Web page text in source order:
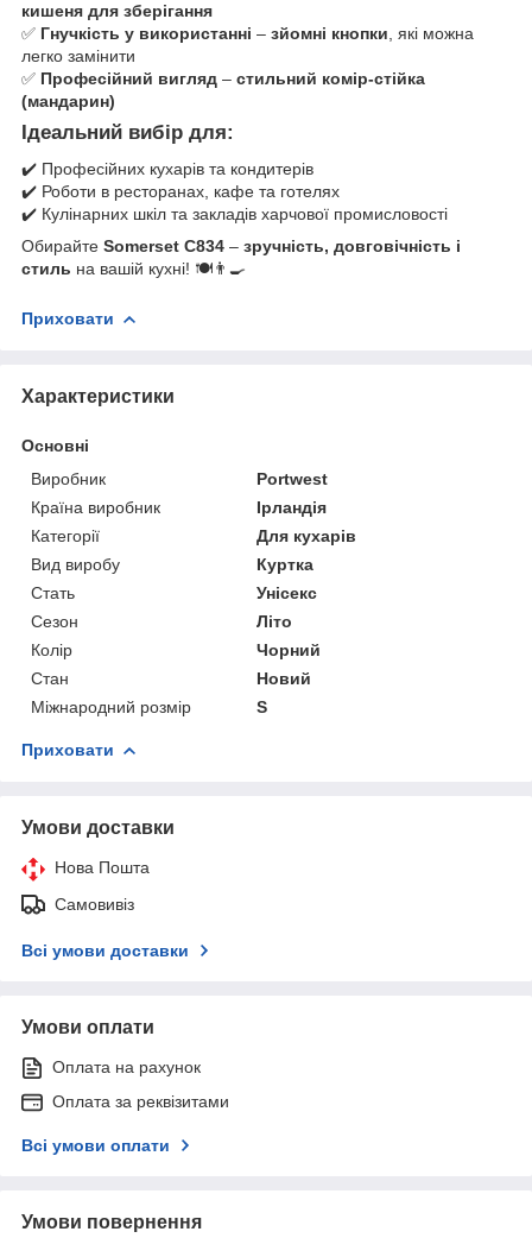
кишеня для зберігання
✅ Гнучкість у використанні – зйомні кнопки, які можна
легко замінити
✅ Професійний вигляд – стильний комір-стійка
(мандарин)
Ідеальний вибір для:
✔️ Професійних кухарів та кондитерів
✔️ Роботи в ресторанах, кафе та готелях
✔️ Кулінарних шкіл та закладів харчової промисловості
Обирайте Somerset C834 – зручність, довговічність і
стиль на вашій кухні! 🍽️👨‍🍳
Приховати
Характеристики
Основні
Виробник
Portwest
Країна виробник
Ірландія
Категорії
Для кухарів
Вид виробу
Куртка
Стать
Унісекс
Сезон
Літо
Колір
Чорний
Стан
Новий
Міжнародний розмір
S
Приховати
Умови доставки
Нова Пошта
Самовивіз
Всі умови доставки
Умови оплати
Оплата на рахунок
Оплата за реквізитами
Всі умови оплати
Умови повернення